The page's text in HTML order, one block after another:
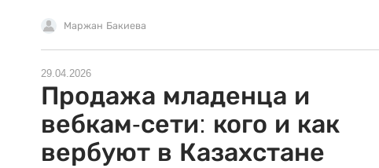
Маржан Бакиева
29.04.2026
Продажа младенца и
вебкам-сети: кого и как
вербуют в Казахстане